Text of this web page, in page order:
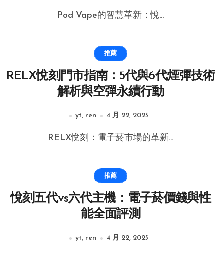
Pod Vape的智慧革新：悅...
推薦
RELX悅刻門市指南：5代與6代煙彈技術
解析與空彈永續行動
yt, ren 4 月 22, 2025
RELX悅刻：電子菸市場的革新...
推薦
悅刻五代vs六代主機：電子菸價錢與性
能全面評測
yt, ren 4 月 22, 2025